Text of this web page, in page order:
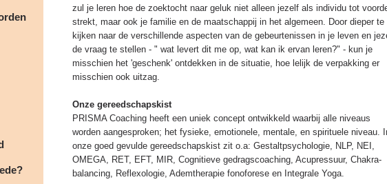
zul je leren hoe de zoektocht naar geluk niet alleen jezelf als individu tot
strekt, maar ook je familie en de maatschappij in het algemeen. Door dieper te
kijken naar de verschillende aspecten van de gebeurtenissen in je leven en
de vraag te stellen - " wat levert dit me op, wat kan ik ervan leren?" - kun je
misschien het 'geschenk' ontdekken in de situatie, hoe lelijk de verpakking er
misschien ook uitzag.
Onze gereedschapskist
PRISMA Coaching heeft een uniek concept ontwikkeld waarbij alle niveaus
worden aangesproken; het fysieke, emotionele, mentale, en spirituele niveau.
onze goed gevulde gereedschapskist zit o.a: Gestaltpsychologie, NLP, NEI,
OMEGA, RET, EFT, MIR, Cognitieve gedragscoaching, Acupressuur, Chakra-
balancing, Reflexologie, Ademtherapie fonoforese en Integrale Yoga.